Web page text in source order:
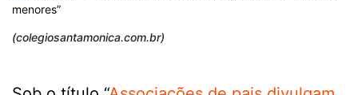
(colegiosantamonica.com.br)